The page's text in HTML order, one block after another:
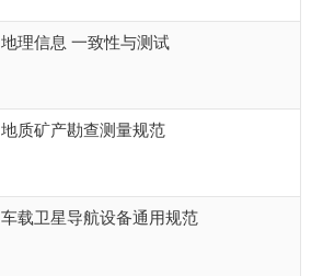
地理信息 一致性与测试
地质矿产勘查测量规范
车载卫星导航设备通用规范